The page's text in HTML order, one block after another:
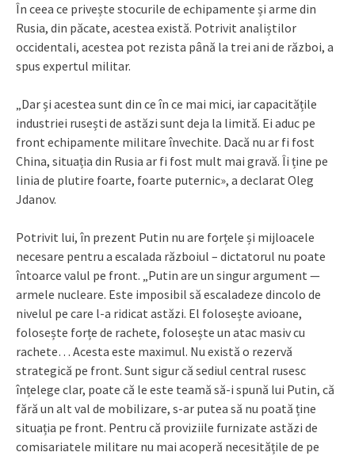
În ceea ce privește stocurile de echipamente și arme din
Rusia, din păcate, acestea există. Potrivit analiștilor
occidentali, acestea pot rezista până la trei ani de război, a
spus expertul militar.
„Dar și acestea sunt din ce în ce mai mici, iar capacitățile
industriei rusești de astăzi sunt deja la limită. Ei aduc pe
front echipamente militare învechite. Dacă nu ar fi fost
China, situația din Rusia ar fi fost mult mai gravă. Îi ține pe
linia de plutire foarte, foarte puternic», a declarat Oleg
Jdanov.
Potrivit lui, în prezent Putin nu are forțele și mijloacele
necesare pentru a escalada războiul – dictatorul nu poate
întoarce valul pe front. „Putin are un singur argument —
armele nucleare. Este imposibil să escaladeze dincolo de
nivelul pe care l-a ridicat astăzi. El folosește avioane,
folosește forțe de rachete, folosește un atac masiv cu
rachete… Acesta este maximul. Nu există o rezervă
strategică pe front. Sunt sigur că sediul central rusesc
înțelege clar, poate că le este teamă să-i spună lui Putin, că
fără un alt val de mobilizare, s-ar putea să nu poată ține
situația pe front. Pentru că proviziile furnizate astăzi de
comisariatele militare nu mai acoperă necesitățile de pe